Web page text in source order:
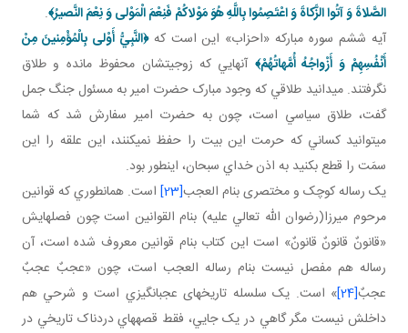
الصَّلاةَ وَ آتُوا الزَّكاةَ وَ اعْتَصِمُوا بِاللَّهِ هُوَ مَوْلاكُمْ فَنِعْمَ الْمَوْلى‏ وَ نِعْمَ النَّصيرُ﴾.
آيه ششم سوره مبارکه «احزاب» اين است که﴿النَّبِيُّ أَوْلى‏ بِالْمُؤْمِنينَ مِنْ
أَنْفُسِهِمْ وَ أَزْواجُهُ أُمَّهاتُهُمْ﴾ آنهايي که زوجيتشان محفوظ مانده و طلاق
نگرفتند. مي دانيد طلاقي که وجود مبارک حضرت امير به مسئول جنگ جمل
گفت، طلاق سياسي است، چون به حضرت امير سفارش شد که شما
مي توانيد کساني که حرمت اين بيت را حفظ نمي کنند، اين علقه را اين
سمَت را قطع بکنيد به اذن خداي سبحان، اين طور بود.
يک رساله کوچک و مختصری بنام العجب[23]
است. همان طوري که قوانين
مرحوم ميرزا(رضوان الله تعالي عليه) بنام القوانين است چون فصل هايش
«قانونٌ قانونٌ قانونٌ» است اين کتاب بنام قوانين معروف شده است، آن
رساله هم مفصل نيست بنام رساله العجب است، چون «عجبٌ عجبٌ
عجبٌ[24]
» است. يک سلسله تاريخ های عجب انگيزي است و شرحي هم
داخلش نيست مگر گاهي در يک جايي، فقط قصه هاي دردناک تاريخي در